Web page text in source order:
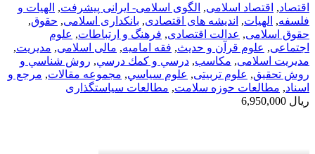
اقتصاد, اقتصاد اسلامی, الگوی اسلامی- ایرانی پیشرفت, الهیات و
فلسفه, الهيات, اندیشه های اقتصادی, بانکداری اسلامی, حقوق,
حقوق اسلامی, عدالت اقتصادی, فرهنگ و ارتباطات, علوم
اجتماعی, علوم قرآن و حدیث, فقه امامیه, مالی اسلامی, مديريت,
مدیریت اسلامی, مکاسب, درسي و كمك درسي, روش شناسي و
روش تحقيق, علوم تربیتی, علوم سياسي, مجموعه مقالات, مرجع و
اسناد, مطالعات حوزه سلامت, مطالعات سیاستگذاری
ریال